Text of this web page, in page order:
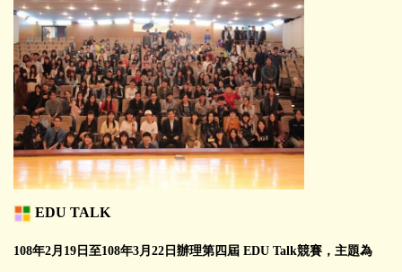
International students
系友專區
EDU TALK
108年2 月 19 日至108年3 月 22 日辦理第四屆 EDU Talk競賽，主題為